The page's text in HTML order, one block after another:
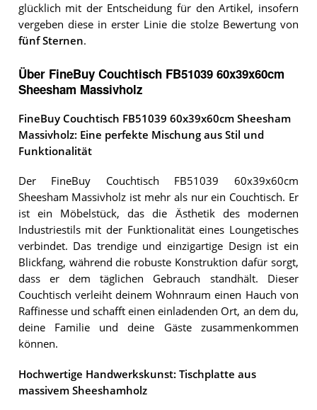
glücklich mit der Entscheidung für den Artikel, insofern
vergeben diese in erster Linie die stolze Bewertung von
fünf Sternen.
Über FineBuy Couchtisch FB51039 60x39x60cm
Sheesham Massivholz
FineBuy Couchtisch FB51039 60x39x60cm Sheesham
Massivholz: Eine perfekte Mischung aus Stil und
Funktionalität
Der FineBuy Couchtisch FB51039 60x39x60cm
Sheesham Massivholz ist mehr als nur ein Couchtisch. Er
ist ein Möbelstück, das die Ästhetik des modernen
Industriestils mit der Funktionalität eines Loungetisches
verbindet. Das trendige und einzigartige Design ist ein
Blickfang, während die robuste Konstruktion dafür sorgt,
dass er dem täglichen Gebrauch standhält. Dieser
Couchtisch verleiht deinem Wohnraum einen Hauch von
Raffinesse und schafft einen einladenden Ort, an dem du,
deine Familie und deine Gäste zusammenkommen
können.
Hochwertige Handwerkskunst: Tischplatte aus
massivem Sheeshamholz